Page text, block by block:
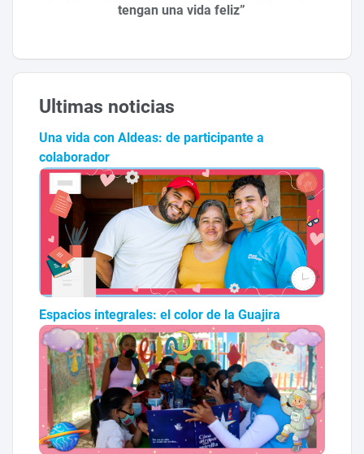
tengan una vida feliz”
Ultimas noticias
Una vida con Aldeas: de participante a
colaborador
Espacios integrales: el color de la Guajira